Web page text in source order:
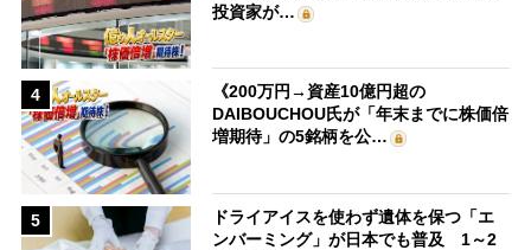
投資家が…
4
《200万円→資産10億円超の
DAIBOUCHOU氏が「年末までに株価倍
増期待」の5銘柄を公…
5
ドライアイスを使わず遺体を保つ「エ
ンバーミング」が日本でも普及 1～2